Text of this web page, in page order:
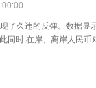
了久违的反弹。数据
同时,在岸、离岸人民币